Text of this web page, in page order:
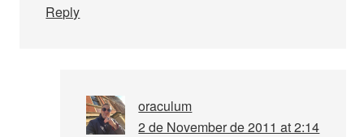
Reply
oraculum
2 de November de 2011 at 2:14